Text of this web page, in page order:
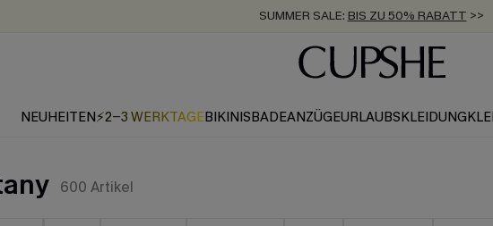
SUMMER SALE: BIS ZU 50% RABATT >>
ZUM NEWSLETTER:BIS ZU -20% EXTRA
KOSTENLOSER VERSAND AB 89 €
NEUHEITEN⚡2-3 WERKTAGEBIKINISBADEANZÜGEURLAUBSKLEIDUNG
600 Artikel